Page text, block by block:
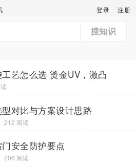
登录 注册
搜知识
艺怎么选 烫金UV，激凸
对比与方案设计思路
212 阅读
安全防护要点
206 阅读